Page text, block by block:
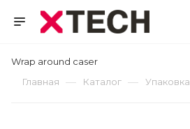
Wrap around caser
Главная
— Каталог — Упаковка